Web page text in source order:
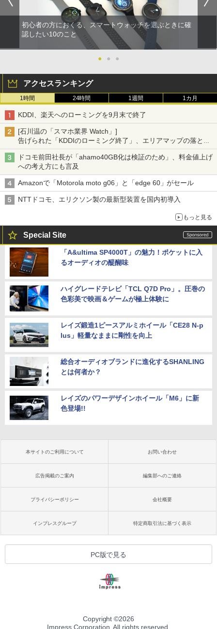
初心者の方におくる、スマートウォッチを選ぶときに確
認したい10のこと
● ● ●
アクセスランキング
1時間 24時間 1週間 1カ月
KDDI、楽天へのローミングを9月末で終了
[石川温の「スマホ業界 Watch」]
告げられた「KDDIのローミング終了」、エリアマップの落とし
穴と楽天モバイルの課題
ドコモ前田社長が「ahamo40GB化は検証のため」、料金値上げ
への考え方にも言及
Amazonで「Motorola moto g06」と「edge 60」がセール
NTTドコモ、エリクソン製の最新型装置を国内初導入
もっと見る
Special Site
「A&ultima SP4000T」の魅力！ポケットに入
るオーディオの醍醐味
ハイグレードテレビ「TCL Q7D Pro」。圧巻の
色彩美で映画＆ゲームが極上体験に
レイズ鍛造1ピースアルミホイール「CE28 N-p
lus」軽量なままに剛性を向上
総合オーディオブランドに進化するSHANLING
とは何者か？
レイズのパワーデザインホイール「M6」に新
色登場!!
本サイトのご利用について お問い合わせ
広告掲載のご案内 編集部へのご連絡
プライバシーポリシー 会社概要
インプレスグループ 特定商取引法に基づく表示
PC版で見る
Copyright ©2026
Impress Corporation. All rights reserved.